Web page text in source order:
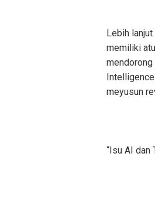
Lebih
memiliki
meyusun
“Isu AI dan